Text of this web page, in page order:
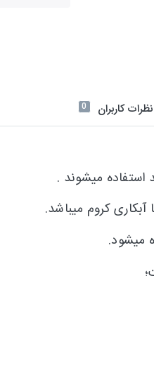
نظرات کاربران 0
استفاده میشوند .
کروم میباشد.
میشود.